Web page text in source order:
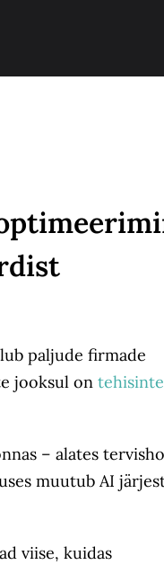
paljude firmade
jooksul on
– alates
muutub AI
viise, kuidas